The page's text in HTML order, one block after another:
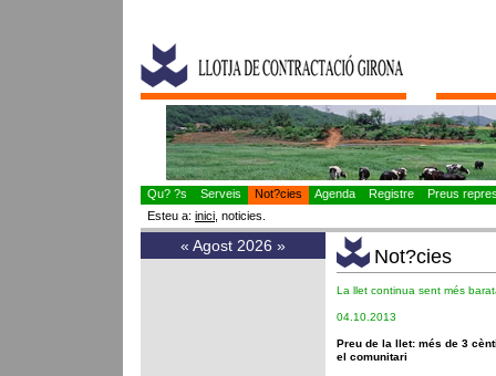
Qu? ?s Serveis Not?cies Agenda Registre
Preus
Esteu a: inici , noticies.
« Agost 2026 » Not?cies
La llet continua sent més
04.10.2013
Preu de la llet: més de 3
el comunitari